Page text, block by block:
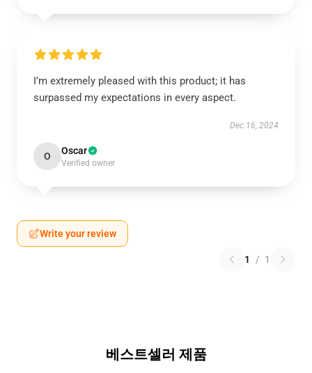
I’m extremely pleased with this product; it has
surpassed my expectations in every aspect.
Dec 16, 2024
O Oscar
Verified owner
Write your review
1 / 1
베스트셀러 제품